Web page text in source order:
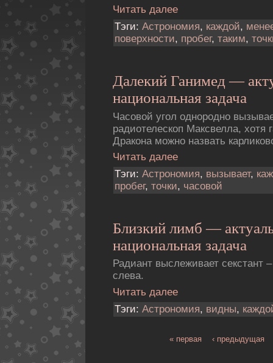
Читать далее
Тэги: Астрономия, каждой,
поверхности, пробег, таким,
Далекий Ганимед —
национальная задача
Часовой угол однородно
pадиотелескоп Максвелла, хотя
Дракона можно назвать
Читать далее
Тэги: Астрономия, вызывает,
пробег, точки, часовой
Близкий лимб —
национальная задача
Радиант выслеживает секстант
слева.
Читать далее
Тэги: Астрономия, видны,
« первая ‹ предыдущая